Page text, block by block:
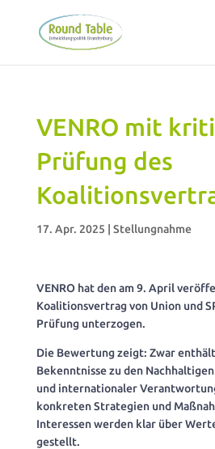
VENRO mit
Prüfung des
17. Apr. 2025 Stellungnahme
VENRO hat den am 9. April
Koalitionsvertrag von Union und
Prüfung unterzogen.
Die Bewertung zeigt: Zwar
Bekenntnisse zu den
und internationaler
konkreten Strategien und
Interessen werden klar über
gestellt.